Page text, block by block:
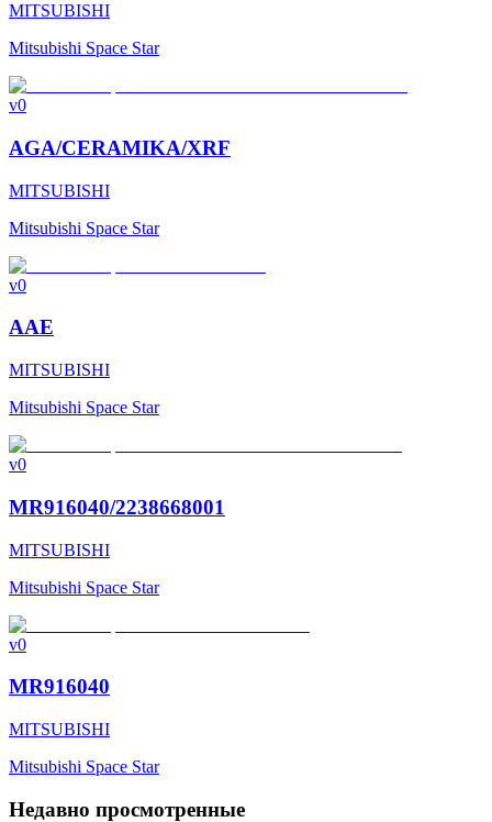
MITSUBISHI
Mitsubishi Space Star
v0
AGA/CERAMIKA/XRF
MITSUBISHI
Mitsubishi Space Star
v0
AAE
MITSUBISHI
Mitsubishi Space Star
v0
MR916040/2238668001
MITSUBISHI
Mitsubishi Space Star
v0
MR916040
MITSUBISHI
Mitsubishi Space Star
Недавно просмотренные